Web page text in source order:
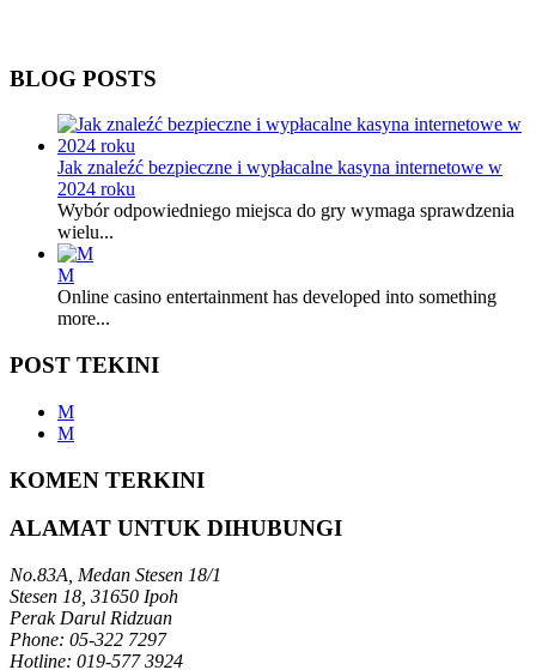
BLOG POSTS
Jak znaleźć bezpieczne i wypłacalne kasyna internetowe w
2024 roku
Wybór odpowiedniego miejsca do gry wymaga sprawdzenia
wielu...
M
Online casino entertainment has developed into something
more...
POST TEKINI
M
M
KOMEN TERKINI
ALAMAT UNTUK DIHUBUNGI
No.83A, Medan Stesen 18/1
Stesen 18, 31650 Ipoh
Perak Darul Ridzuan
Phone: 05-322 7297
Hotline: 019-577 3924